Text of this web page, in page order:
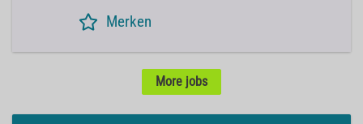
Merken
More jobs